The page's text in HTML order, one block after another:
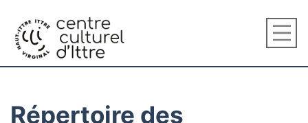
Répertoire des